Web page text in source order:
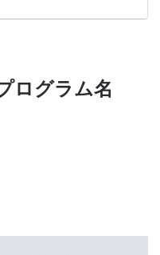
ログラム名